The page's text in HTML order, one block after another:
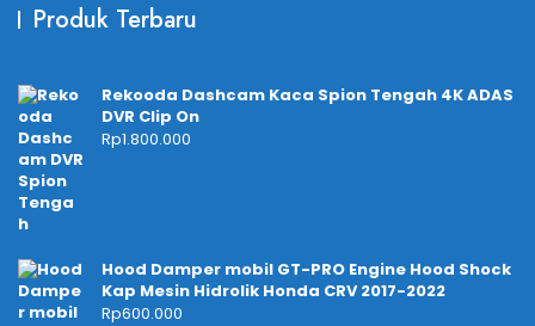
Produk Terbaru
Rekooda Dashcam Kaca Spion Tengah 4K ADAS
DVR Clip On
Rp1.800.000
Hood Damper mobil GT-PRO Engine Hood Shock
Kap Mesin Hidrolik Honda CRV 2017-2022
Rp600.000